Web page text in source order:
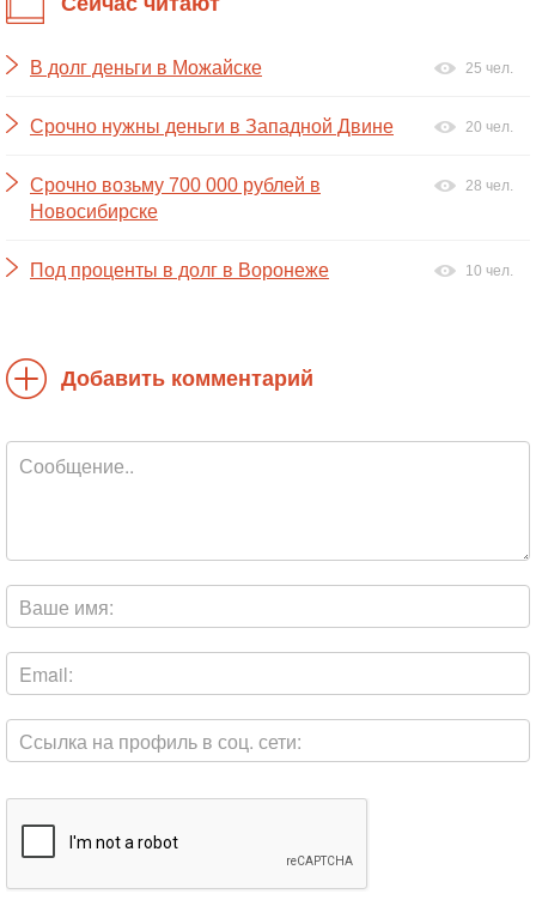
В долг деньги в Можайске 25 чел.
Срочно нужны деньги в Западной Двине 20 чел.
Срочно возьму 700 000 рублей в
Новосибирске
28 чел.
Под проценты в долг в Воронеже 10 чел.
Добавить комментарий